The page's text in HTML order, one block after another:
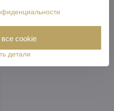
детали
cookie